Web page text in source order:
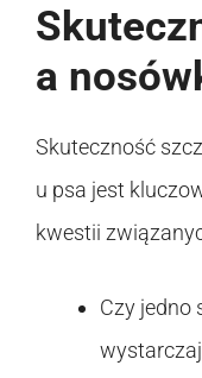
a
Skuteczność
u psa jest
kwestii
Czy jedno